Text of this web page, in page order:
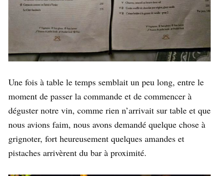
Une fois à table le temps semblait un peu long, entre le
moment de passer la commande et de commencer à
déguster notre vin, comme rien n’arrivait sur table et que
nous avions faim, nous avons demandé quelque chose à
grignoter, fort heureusement quelques amandes et
pistaches arrivèrent du bar à proximité.